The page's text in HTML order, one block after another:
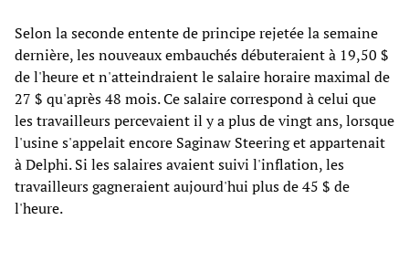
Selon la seconde entente de principe rejetée la semaine
dernière, les nouveaux embauchés débuteraient à 19,50 $
de l'heure et n'atteindraient le salaire horaire maximal de
27 $ qu'après 48 mois. Ce salaire correspond à celui que
les travailleurs percevaient il y a plus de vingt ans, lorsque
l'usine s'appelait encore Saginaw Steering et appartenait
à Delphi. Si les salaires avaient suivi l'inflation, les
travailleurs gagneraient aujourd'hui plus de 45 $ de
l'heure.